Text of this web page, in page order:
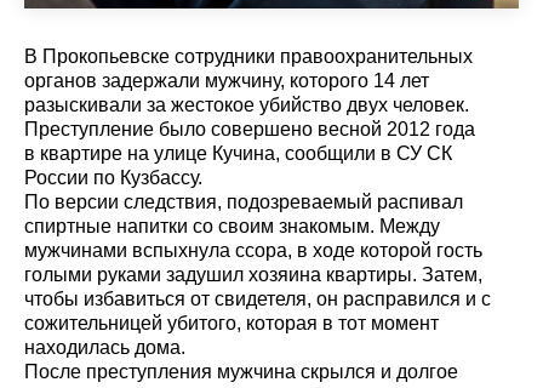
В Прокопьевске сотрудники правоохранительных
органов задержали мужчину, которого 14 лет
разыскивали за жестокое убийство двух человек.
Преступление было совершено весной 2012 года
в квартире на улице Кучина, сообщили в СУ СК
России по Кузбассу.
По версии следствия, подозреваемый распивал
спиртные напитки со своим знакомым. Между
мужчинами вспыхнула ссора, в ходе которой гость
голыми руками задушил хозяина квартиры. Затем,
чтобы избавиться от свидетеля, он расправился и с
сожительницей убитого, которая в тот момент
находилась дома.
После преступления мужчина скрылся и долгое